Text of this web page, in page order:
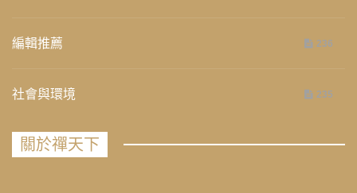
編輯推薦 236
社會與環境 235
關於禪天下